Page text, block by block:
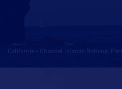
Californie - Channel Islands National Park